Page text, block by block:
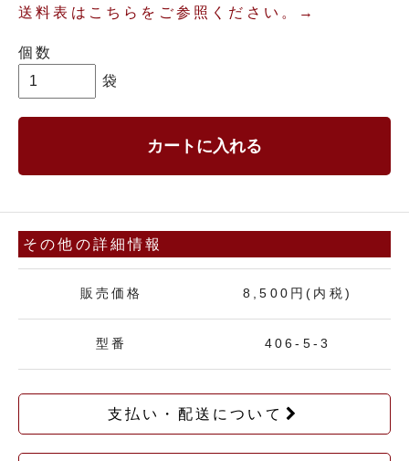
送料表はこちらをご参照ください。→
個数
袋
カートに入れる
その他の詳細情報
販売価格 8,500円(内税)
型番 406-5-3
支払い・配送について